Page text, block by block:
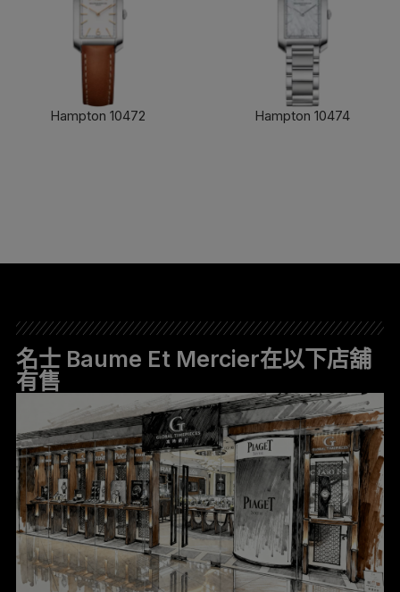
Hampton 10472
Hampton 10474
名士 Baume Et Mercier在以下店舖
有售